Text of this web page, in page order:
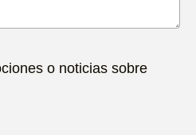
o noticias sobre